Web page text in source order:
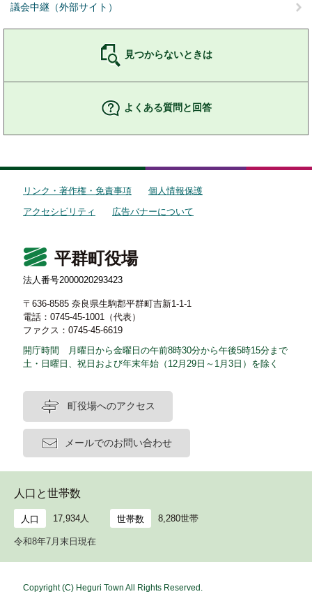
議会中継（外部サイト）
見つからないときは
よくある質問と回答
リンク・著作権・免責事項
個人情報保護
アクセシビリティ
広告バナーについて
平群町役場
法人番号2000020293423
〒636-8585 奈良県生駒郡平群町吉新1-1-1
電話：0745-45-1001（代表）
ファクス：0745-45-6619
開庁時間 月曜日から金曜日の午前8時30分から午後5時15分まで
土・日曜日、祝日および年末年始（12月29日～1月3日）を除く
町役場へのアクセス
メールでのお問い合わせ
人口と世帯数
人口 17,934人 世帯数 8,280世帯
令和8年7月末日現在
Copyright (C) Heguri Town All Rights Reserved.